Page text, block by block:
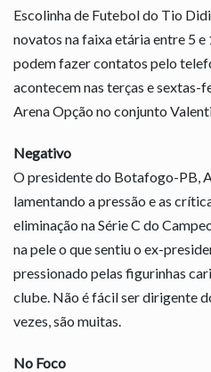
Escolinha de Futebol do Tio
novatos na faixa etária entre 5 e
podem fazer contatos pelo
acontecem nas terças e sextas-
Arena Opção no conjunto
Negativo
O presidente do Botafogo-PB,
lamentando a pressão e as
eliminação na Série C do
na pele o que sentiu o ex-
pressionado pelas figurinhas
clube. Não é fácil ser dirigente
vezes, são muitas.
No Foco